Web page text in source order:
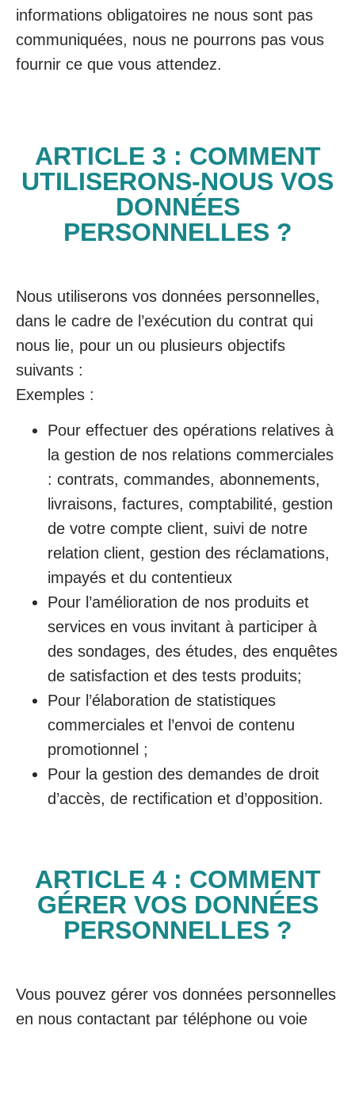
informations obligatoires ne nous sont pas
communiquées, nous ne pourrons pas vous
fournir ce que vous attendez.
ARTICLE 3 : COMMENT
UTILISERONS-NOUS VOS
DONNÉES
PERSONNELLES ?
Nous utiliserons vos données personnelles,
dans le cadre de l’exécution du contrat qui
nous lie, pour un ou plusieurs objectifs
suivants :
Exemples :
Pour effectuer des opérations relatives à
la gestion de nos relations commerciales
: contrats, commandes, abonnements,
livraisons, factures, comptabilité, gestion
de votre compte client, suivi de notre
relation client, gestion des réclamations,
impayés et du contentieux
Pour l’amélioration de nos produits et
services en vous invitant à participer à
des sondages, des études, des enquêtes
de satisfaction et des tests produits;
Pour l’élaboration de statistiques
commerciales et l’envoi de contenu
promotionnel ;
Pour la gestion des demandes de droit
d’accès, de rectification et d’opposition.
ARTICLE 4 : COMMENT
GÉRER VOS DONNÉES
PERSONNELLES ?
Vous pouvez gérer vos données personnelles
en nous contactant par téléphone ou voie